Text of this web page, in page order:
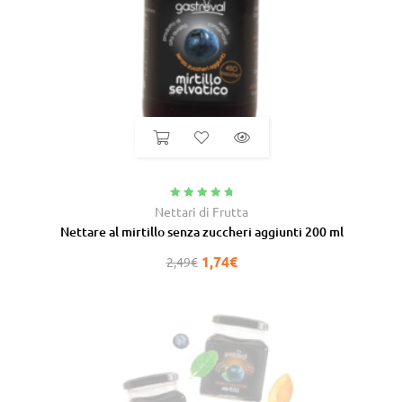
Valutato 4.92
Nettari di Frutta
Nettare al mirtillo senza zuccheri aggiunti 200 ml
2,49€ 1,74€